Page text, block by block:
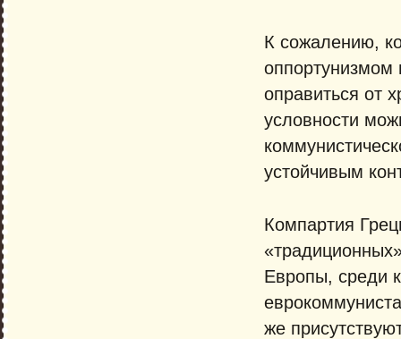
К сожалению,
оправиться от
условности
устойчивым
Компартия
Европы, среди
же